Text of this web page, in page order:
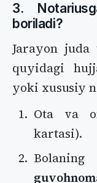
3.
boriladi?
Jarayon juda
quyidagi
yoki xususiy
Ota va
kartasi).